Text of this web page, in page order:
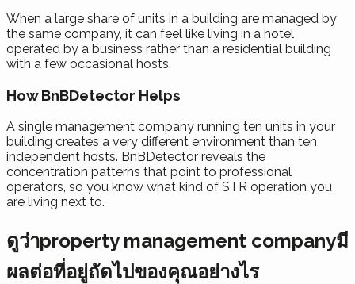
When a large share of units in a building are managed by
the same company, it can feel like living in a hotel
operated by a business rather than a residential building
with a few occasional hosts.
How BnBDetector Helps
A single management company running ten units in your
building creates a very different environment than ten
independent hosts. BnBDetector reveals the
concentration patterns that point to professional
operators, so you know what kind of STR operation you
are living next to.
ดูว่าproperty management companyมี
ผลต่อที่อยู่ถัดไปของคุณอย่างไร